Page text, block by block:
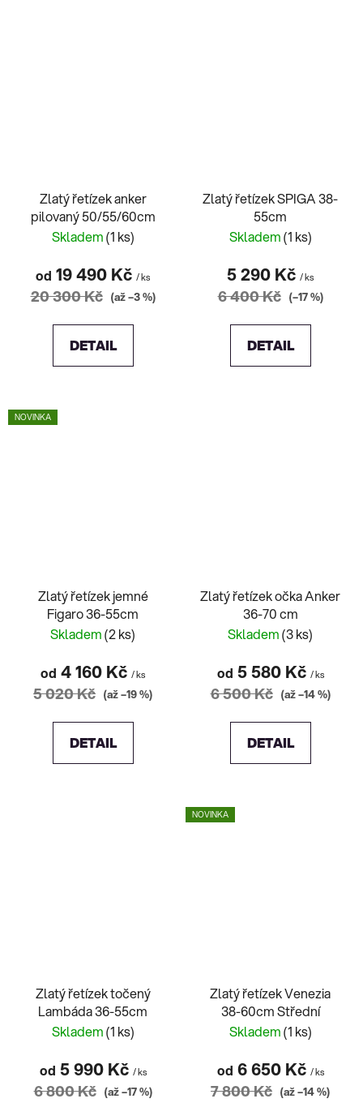
Zlatý řetízek anker
pilovaný 50/55/60cm
Skladem(1 ks)
od 19 490 Kč / ks
20 300 Kč (až –3 %)
DETAIL
Zlatý řetízek SPIGA 38-
55cm
Skladem(1 ks)
5 290 Kč / ks
6 400 Kč (–17 %)
DETAIL
NOVINKA
Zlatý řetízek jemné
Figaro 36-55cm
Skladem(2 ks)
od 4 160 Kč / ks
5 020 Kč (až –19 %)
DETAIL
Zlatý řetízek očka Anker
36-70 cm
Skladem(3 ks)
od 5 580 Kč / ks
6 500 Kč (až –14 %)
DETAIL
Zlatý řetízek točený
Lambáda 36-55cm
Skladem(1 ks)
od 5 990 Kč / ks
6 800 Kč (až –17 %)
NOVINKA
Zlatý řetízek Venezia
38-60cm Střední
Skladem(1 ks)
od 6 650 Kč / ks
7 800 Kč (až –14 %)